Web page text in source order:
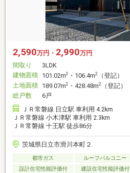
2,590万円・ 2,990万円
間取り
3LDK
建物面積 101.02m2 ・106.4m2
（登記）
土地面積 189.07m2 ・428.48m2
（登記）
総戸数
6戸
ＪＲ常磐線 日立駅 車利用 4.2km
ＪＲ常磐線 小木津駅 車利用 2.3km
ＪＲ常磐線 十王駅 徒歩86分
茨城県日立市滑川本町２
都市ガス ルーフバルコニー
設計住宅性能評価付
建設住宅性能評価付